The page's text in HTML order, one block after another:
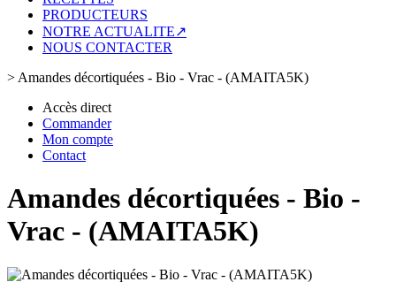
PRODUCTEURS
NOTRE ACTUALITE↗
NOUS CONTACTER
> Amandes décortiquées - Bio - Vrac - (AMAITA5K)
Accès direct
Commander
Mon compte
Contact
Amandes décortiquées - Bio -
Vrac - (AMAITA5K)